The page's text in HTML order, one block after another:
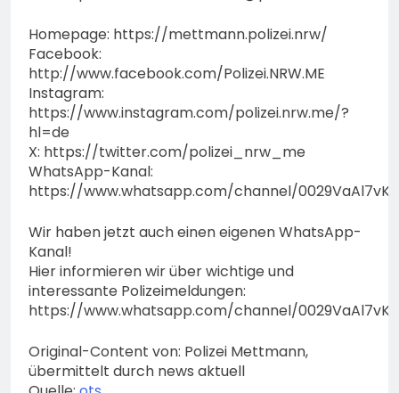
Homepage: https://mettmann.polizei.nrw/
Facebook:
http://www.facebook.com/Polizei.NRW.ME
Instagram:
https://www.instagram.com/polizei.nrw.me/?
hl=de
X: https://twitter.com/polizei_nrw_me
WhatsApp-Kanal:
https://www.whatsapp.com/channel/
Wir haben jetzt auch einen eigenen WhatsApp-
Kanal!
Hier informieren wir über wichtige und
interessante Polizeimeldungen:
https://www.whatsapp.com/channel/
Original-Content von: Polizei Mettmann,
übermittelt durch news aktuell